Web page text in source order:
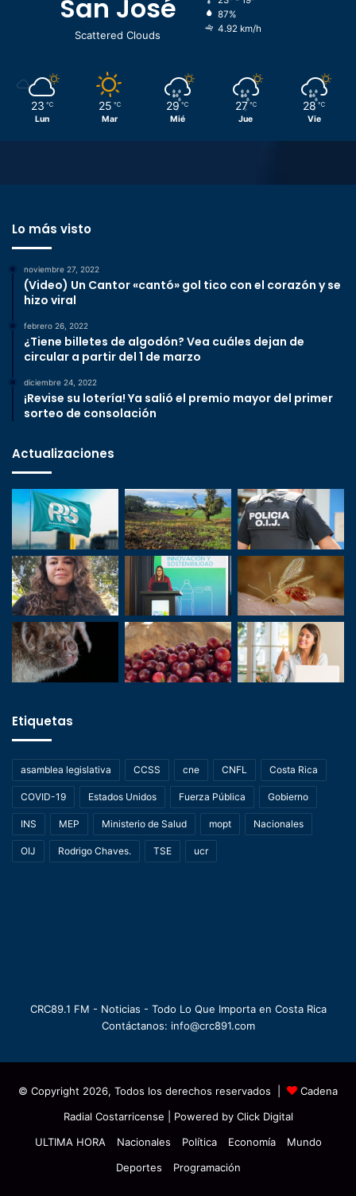
San José
Scattered Clouds
87%
4.92 km/h
23 ℃
Lun
25 ℃
Mar
29 ℃
Mié
27 ℃
Jue
28 ℃
Vie
Lo más visto
noviembre 27, 2022
(Video) Un Cantor «cantó» gol tico con el corazón y se
hizo viral
febrero 26, 2022
¿Tiene billetes de algodón? Vea cuáles dejan de
circular a partir del 1 de marzo
diciembre 24, 2022
¡Revise su lotería! Ya salió el premio mayor del primer
sorteo de consolación
Actualizaciones
Etiquetas
asamblea legislativa CCSS cne CNFL Costa Rica
COVID-19 Estados Unidos Fuerza Pública Gobierno
INS MEP Ministerio de Salud mopt Nacionales
OIJ Rodrigo Chaves. TSE ucr
CRC89.1 FM - Noticias - Todo Lo Que Importa en Costa Rica
Contáctanos: info@crc891.com
© Copyright 2026, Todos los derechos reservados |
Cadena
Radial Costarricense | Powered by Click Digital
ULTIMA HORA
Nacionales Política Economía
Mundo
Deportes
Programación